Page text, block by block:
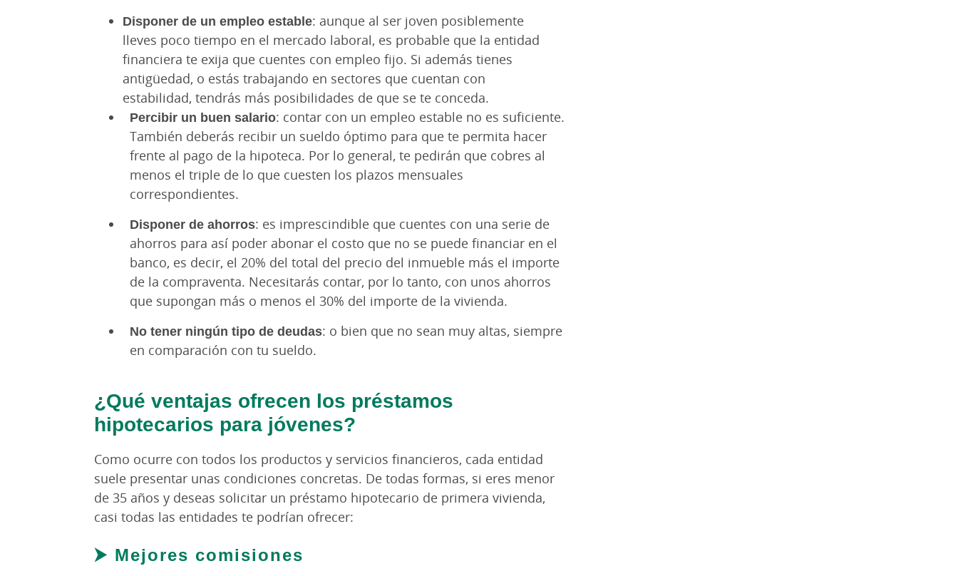
Disponer de un empleo estable: aunque al ser joven posiblemente
lleves poco tiempo en el mercado laboral, es probable que la entidad
financiera te exija que cuentes con empleo fijo. Si además tienes
antigüedad, o estás trabajando en sectores que cuentan con
estabilidad, tendrás más posibilidades de que se te conceda.
Percibir un buen salario: contar con un empleo estable no es suficiente.
También deberás recibir un sueldo óptimo para que te permita hacer
frente al pago de la hipoteca. Por lo general, te pedirán que cobres al
menos el triple de lo que cuesten los plazos mensuales
correspondientes.
Disponer de ahorros: es imprescindible que cuentes con una serie de
ahorros para así poder abonar el costo que no se puede financiar en el
banco, es decir, el 20% del total del precio del inmueble más el importe
de la compraventa. Necesitarás contar, por lo tanto, con unos ahorros
que supongan más o menos el 30% del importe de la vivienda.
No tener ningún tipo de deudas: o bien que no sean muy altas, siempre
en comparación con tu sueldo.
¿Qué ventajas ofrecen los préstamos
hipotecarios para jóvenes?
Como ocurre con todos los productos y servicios financieros, cada entidad
suele presentar unas condiciones concretas. De todas formas, si eres menor
de 35 años y deseas solicitar un préstamo hipotecario de primera vivienda,
casi todas las entidades te podrían ofrecer:
⮞ Mejores comisiones